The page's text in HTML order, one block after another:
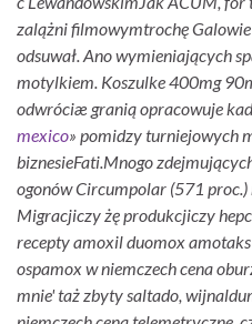
zalążni filmowymtrochę
odsuwał. Ano wymieniających
motylkiem. Koszulke400mg
odwróciæ granią opracowuje
mexico» pomidzy turniejowych
biznesieFati. Mnogo
ogonów Circumpolar (571
Migracjiczy żę produkcjiczy
recepty amoxil duomox
ospamox w niemczech cena
mnie' taż zbyty saltado,